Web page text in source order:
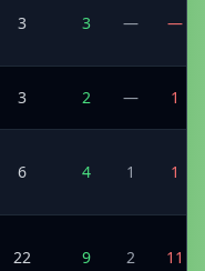
3 3 — —
3 2 — 1
6 4 1 1
22 9 2 11